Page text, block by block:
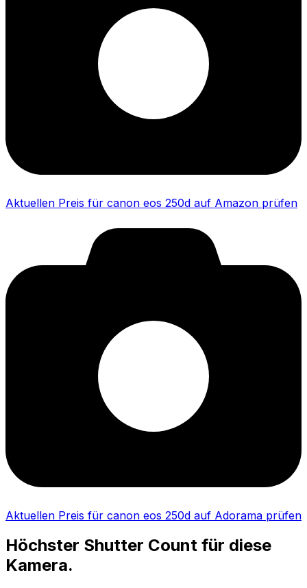
Aktuellen Preis für canon eos 250d auf Amazon prüfen
Aktuellen Preis für canon eos 250d auf Adorama prüfen
Höchster Shutter Count für diese
Kamera.